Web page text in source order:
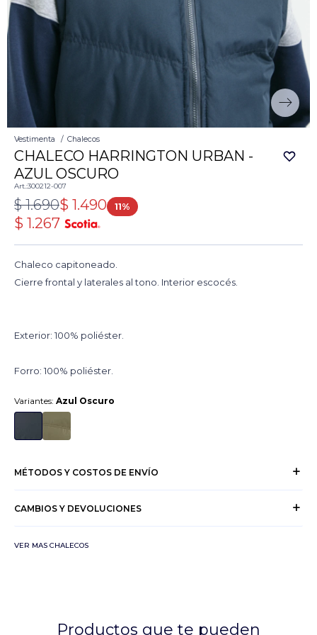
Vestimenta Chalecos
CHALECO HARRINGTON URBAN -
AZUL OSCURO
300212-007
$ 1.490
$ 1.690 11
$ 1.267
Chaleco capitoneado.
Cierre frontal y laterales al tono. Interior escocés.
Exterior: 100% poliéster.
Forro: 100% poliéster.
Variantes: Azul Oscuro
MÉTODOS Y COSTOS DE ENVÍO
CAMBIOS Y DEVOLUCIONES
VER MAS CHALECOS
Productos que te pueden